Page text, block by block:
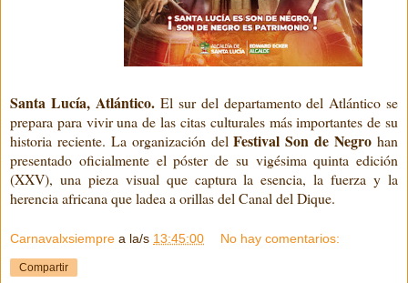
Santa Lucía, Atlántico.El sur del departamento del Atlántico se
prepara para vivir una de las citas culturales más importantes de su
historia reciente. La organización delFestival Son de Negro han
presentado oficialmente el póster de su vigésima quinta edición
(XXV), una pieza visual que captura la esencia, la fuerza y la
herencia africana que ladea a orillas del Canal del Dique.
Carnavalxsiempre a la/s 13:45:00 No hay comentarios:
Compartir